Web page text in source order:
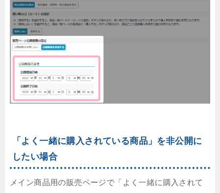
「よく一緒に購入されている商品」を非公開に
したい場合
メイン商品用の販売ページで「よく一緒に購入されて